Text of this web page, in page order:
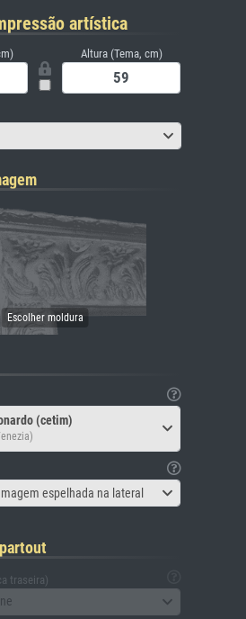
artística
Altura (Tema, cm)
(cetim)
espelhada na lateral
traseira)